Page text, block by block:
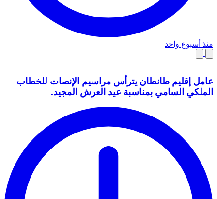
منذ أسبوع واحد
عامل إقليم طانطان يترأس مراسيم الإنصات للخطاب
الملكي السامي بمناسبة عيد العرش المجيد.